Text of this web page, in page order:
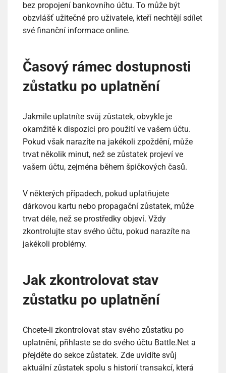
bez propojení bankovního účtu. To může být
obzvlášť užitečné pro uživatele, kteří nechtějí sdílet
své finanční informace online.
Časový rámec dostupnosti
zůstatku po uplatnění
Jakmile uplatníte svůj zůstatek, obvykle je
okamžitě k dispozici pro použití ve vašem účtu.
Pokud však narazíte na jakékoli zpoždění, může
trvat několik minut, než se zůstatek projeví ve
vašem účtu, zejména během špičkových časů.
V některých případech, pokud uplatňujete
dárkovou kartu nebo propagační zůstatek, může
trvat déle, než se prostředky objeví. Vždy
zkontrolujte stav svého účtu, pokud narazíte na
jakékoli problémy.
Jak zkontrolovat stav
zůstatku po uplatnění
Chcete-li zkontrolovat stav svého zůstatku po
uplatnění, přihlaste se do svého účtu Battle.Net a
přejděte do sekce zůstatek. Zde uvidíte svůj
aktuální zůstatek spolu s historií transakcí, která